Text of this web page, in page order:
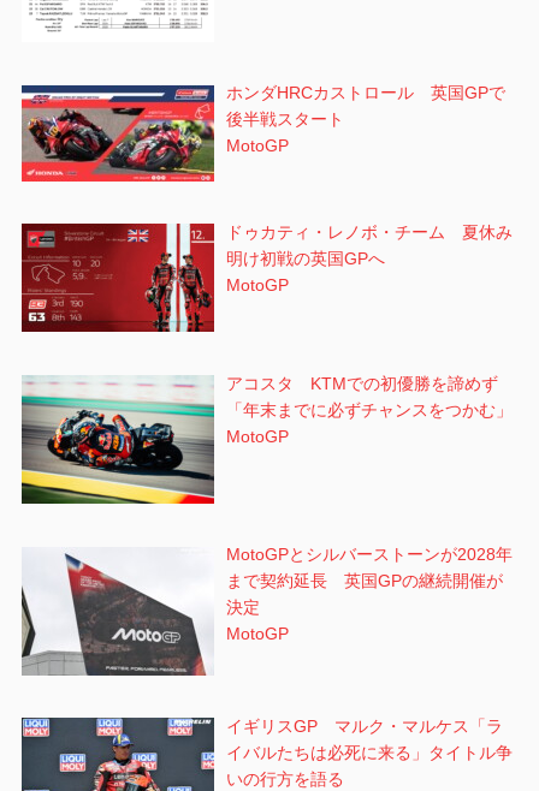
ホンダHRCカストロール 英国GPで
後半戦スタート
MotoGP
ドゥカティ・レノボ・チーム 夏休み
明け初戦の英国GPへ
MotoGP
アコスタ KTMでの初優勝を諦めず
「年末までに必ずチャンスをつかむ」
MotoGP
MotoGPとシルバーストーンが2028年
まで契約延長 英国GPの継続開催が
決定
MotoGP
イギリスGP マルク・マルケス「ラ
イバルたちは必死に来る」タイトル争
いの行方を語る